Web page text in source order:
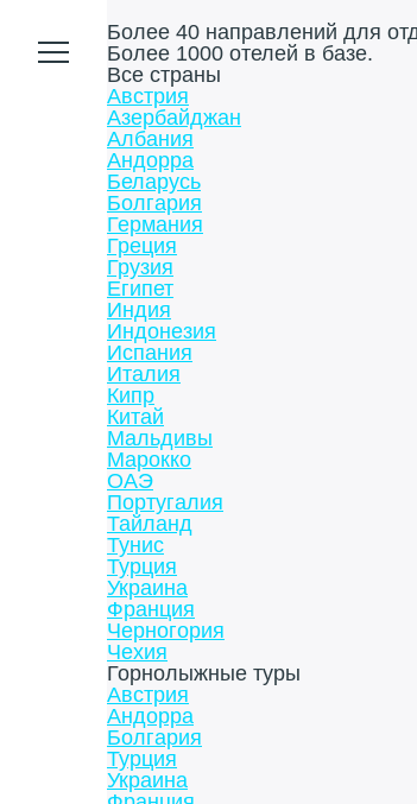
Более 40 направлений для
Более 1000 отелей в базе.
Все страны
Австрия
Азербайджан
Албания
Андорра
Беларусь
Болгария
Германия
Греция
Грузия
Египет
Индия
Индонезия
Испания
Италия
Кипр
Китай
Мальдивы
Марокко
ОАЭ
Португалия
Тайланд
Тунис
Турция
Украина
Франция
Черногория
Чехия
Горнолыжные туры
Австрия
Андорра
Болгария
Турция
Украина